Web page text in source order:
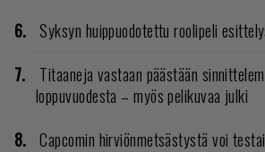
Syksyn huippuodotettu roolipeli
Titaaneja vastaan päästään
loppuvuodesta – myös pelikuvaa julki
Capcomin hirviönmetsästystä voi